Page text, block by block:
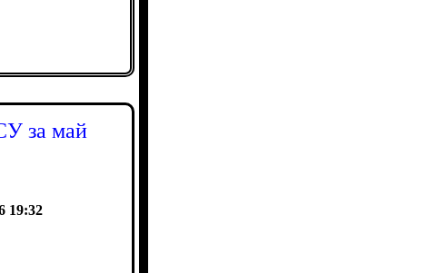
за май
19:32